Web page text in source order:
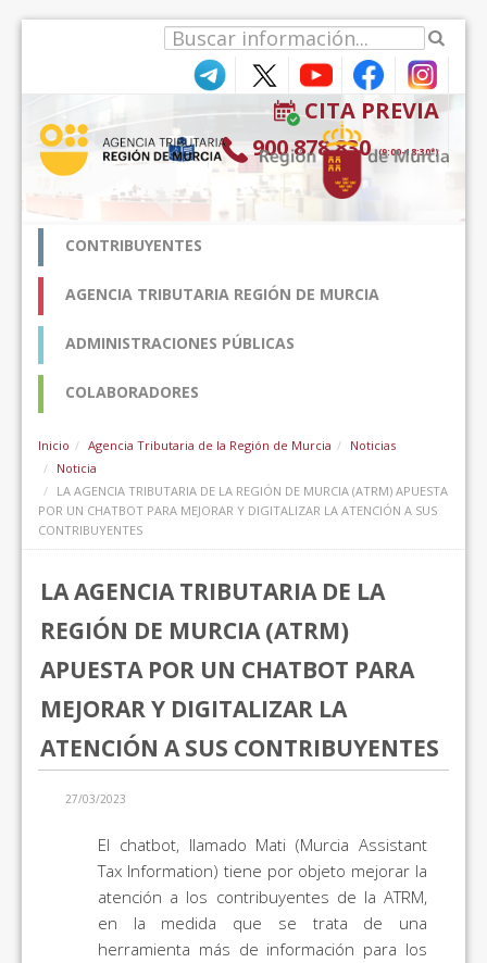
CITA PREVIA
900 878 830 (9:00-18:30*)
CONTRIBUYENTES
AGENCIA TRIBUTARIA REGIÓN DE MURCIA
ADMINISTRACIONES PÚBLICAS
COLABORADORES
Inicio Agencia Tributaria de la Región de Murcia
Noticias
Noticia
LA AGENCIA TRIBUTARIA DE LA REGIÓN DE MURCIA (ATRM) APUESTA
POR UN CHATBOT PARA MEJORAR Y DIGITALIZAR LA ATENCIÓN A SUS
CONTRIBUYENTES
LA AGENCIA TRIBUTARIA DE LA
REGIÓN DE MURCIA (ATRM)
APUESTA POR UN CHATBOT PARA
MEJORAR Y DIGITALIZAR LA
ATENCIÓN A SUS CONTRIBUYENTES
27/03/2023
El chatbot, llamado Mati (Murcia Assistant
Tax Information) tiene por objeto mejorar la
atención a los contribuyentes de la ATRM,
en la medida que se trata de una
herramienta más de información para los